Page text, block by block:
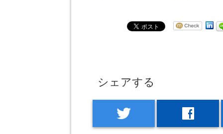
シェアする
twitter facebook